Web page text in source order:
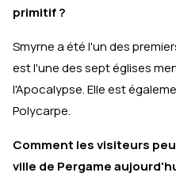
primitif ?
Smyrne a été l'un des
est l'une des sept églises
l'Apocalypse. Elle est
Polycarpe.
Comment les visiteurs
ville de Pergame